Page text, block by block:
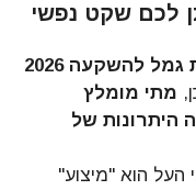
להשקעה 2026
מתי מומלץ
היתרונות של
העל הוא "מיצוע"